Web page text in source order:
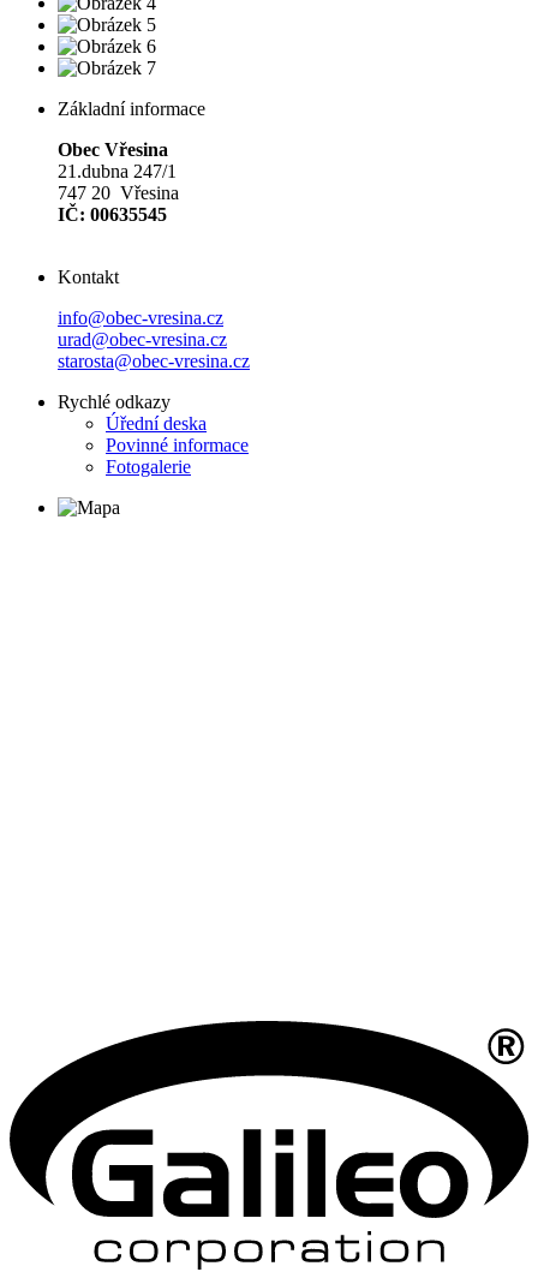
Základní informace
Obec Vřesina
21.dubna 247/1
747 20 Vřesina
IČ: 00635545
Kontakt
info@obec-vresina.cz
urad@obec-vresina.cz
starosta@obec-vresina.cz
Rychlé odkazy
Úřední deska
Povinné informace
Fotogalerie